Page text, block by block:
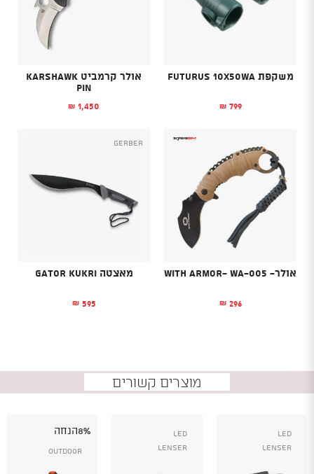
משקפת Futurus 10X50WA
₪ 799
אולר קרמביט Karshawk
pin
₪ 1,450
אולר- With Armor- WA-005
₪ 296
Gerber
מאצטה GATOR KUKRI
₪ 595
מוצרים קשורים
Led
Lenser
Led
Lenser
8%הנחה
Outdoor